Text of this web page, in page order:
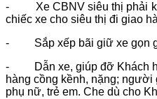
- Xe CBNV siêu thị phải
chiếc xe cho siêu thị đi giao
- Sắp xếp bãi giữ xe gọn
- Dẫn xe, giúp đỡ Khách
hàng cồng kềnh, nặng; người
phụ nữ, trẻ em. Che dù cho